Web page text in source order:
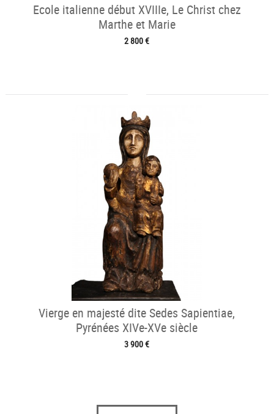
Ecole italienne début XVIIIe, Le Christ chez
Marthe et Marie
2 800 €
Vierge en majesté dite Sedes Sapientiae,
Pyrénées XIVe-XVe siècle
3 900 €